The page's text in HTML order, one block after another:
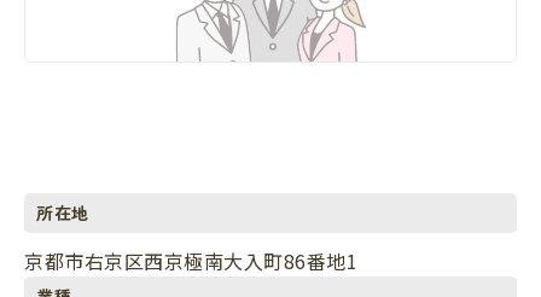
所在地
京都市右京区西京極南大入町86番地1